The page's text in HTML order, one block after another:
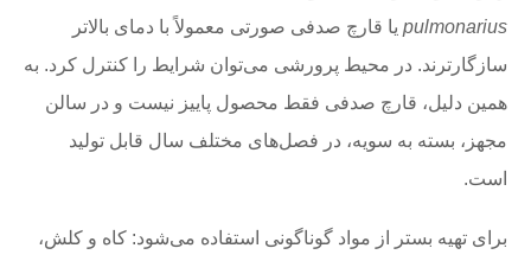
pulmonarius یا قارچ صدفی صورتی معمولاً با دمای بالاتر
سازگارترند. در محیط پرورشی می‌توان شرایط را کنترل کرد. به
همین دلیل، قارچ صدفی فقط محصول پاییز نیست و در سالن
مجهز، بسته به سویه، در فصل‌های مختلف سال قابل تولید
است.
برای تهیه بستر از مواد گوناگونی استفاده می‌شود: کاه و کلش،